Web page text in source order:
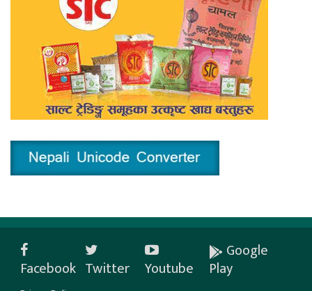
Facebook Twitter Youtube
Google
Play